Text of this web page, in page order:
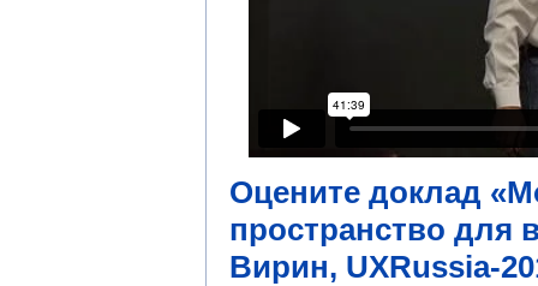
Оцените доклад
пространство для
Вирин, UXRussia-